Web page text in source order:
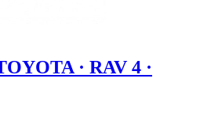
· RAV 4 ·